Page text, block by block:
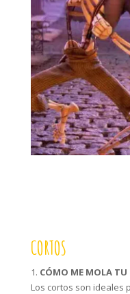
CORTOS
1. CÓMO ME MOLA TU
Los cortos son ideales